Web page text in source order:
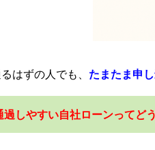
はずの人でも、 たまたま申
過しやすい自社ローンってど